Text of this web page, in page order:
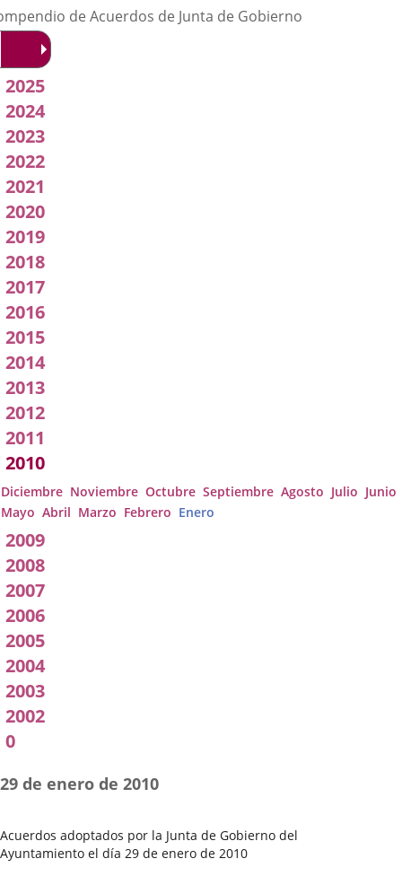
de Acuerdos de Junta de Gobierno
2026
2025
2024
2023
2022
2021
2020
2019
2018
2017
2016
2015
2014
2013
2012
2011
2010
Diciembre Noviembre Octubre Septiembre Agosto Julio Junio
Mayo Abril Marzo Febrero Enero
2009
2008
2007
2006
2005
2004
2003
2002
0
Acuerdos adoptados por la Junta de Gobierno del
Ayuntamiento el día 29 de enero de 2010
29 de enero de 2010